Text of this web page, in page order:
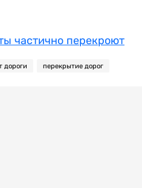
частично перекроют
дороги перекрытие дорог